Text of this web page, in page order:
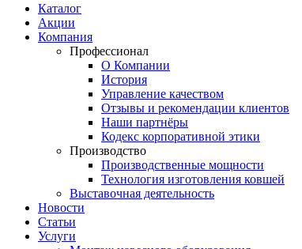
Каталог
Акции
Компания
Профессионал
О Компании
История
Управление качеством
Отзывы и рекомендации клиентов
Наши партнёры
Кодекс корпоративной этики
Производство
Производственные мощности
Технология изготовления ковшей
Выставочная деятельность
Новости
Статьи
Услуги